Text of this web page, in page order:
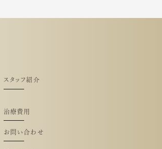
スタッフ紹介
治療費用
お問い合わせ